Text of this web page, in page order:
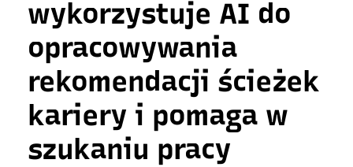
wykorzystuje AI do
opracowywania
rekomendacji ścieżek
kariery i pomaga w
szukaniu pracy